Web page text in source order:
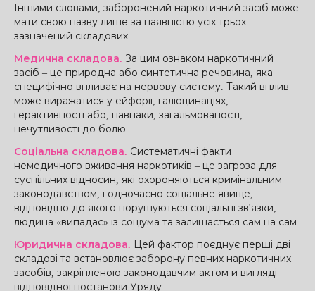
Іншими словами, заборонений наркотичний засіб може
мати свою назву лише за наявністю усіх трьох
зазначений складових.
Медична складова. За цим ознаком наркотичний
засіб – це природна або синтетична речовина, яка
специфічно впливає на нервову систему. Такий вплив
може виражатися у ейфорії, галюцинаціях,
герактивності або, навпаки, загальмованості,
нечутливості до болю.
Соціальна складова. Систематичні факти
немедичного вживання наркотиків – це загроза для
суспільних відносин, які охороняються кримінальним
законодавством, і одночасно соціальне явище,
відповідно до якого порушуються соціальні зв'язки,
людина «випадає» із соціума та залишається сам на сам.
Юридична складова. Цей фактор поєднує перші дві
складові та встановлює заборону певних наркотичних
засобів, закріпленою законодавчим актом и вигляді
відповідної постанови Уряду.